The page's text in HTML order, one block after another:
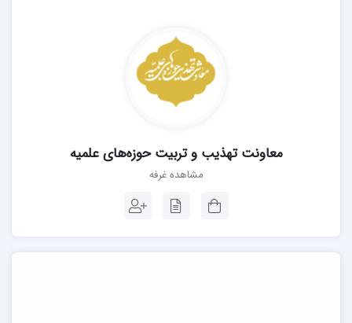
معاونت تهذیب و تربیت حوزه‌های علمیه
مشاهده غرفه